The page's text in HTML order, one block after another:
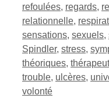
refoulées, regards,
relationnelle,
sensations, sexuels,
Spindler, stress,
théoriques,
trouble, ulcères,
volonté